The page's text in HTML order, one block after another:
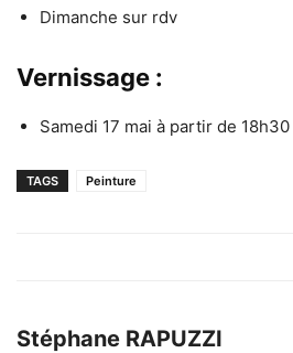
Dimanche sur rdv
Vernissage :
Samedi 17 mai à partir de 18h30
TAGS Peinture
Stéphane RAPUZZI